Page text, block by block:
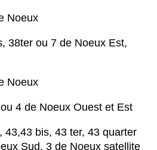
Noeux
38ter ou 7 de Noeux Est,
Noeux
4 de Noeux Ouest et Est
43,43 bis, 43 ter, 43 quarter
Sud, 3 de Noeux satellite